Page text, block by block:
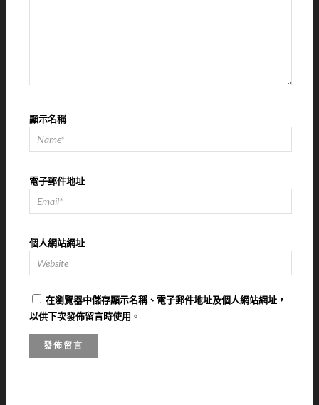
顯示名稱
電子郵件地址
個人網站網址
在瀏覽器中儲存顯示名稱、電子郵件地址及個人網站網址，
以供下次發佈留言時使用。